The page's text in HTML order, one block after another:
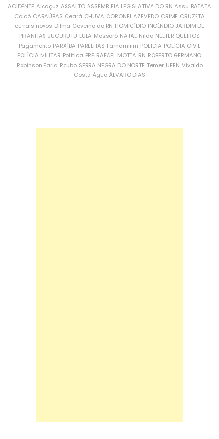
ACIDENTE Alcaçuz ASSALTO ASSEMBLEIA LEGISLATIVA DO RN Assu BATATA
Caicó CARAÚBAS Ceará CHUVA CORONEL AZEVEDO CRIME CRUZETA
currais novos Dilma Governo do RN HOMICÍDIO INCÊNDIO JARDIM DE
PIRANHAS JUCURUTU LULA Mossoró NATAL Nilda NÉLTER QUEIROZ
Pagamento PARAÍBA PARELHAS Parnamirim POLÍCIA POLÍCIA CIVIL
POLÍCIA MILITAR Política PRF RAFAEL MOTTA RN ROBERTO GERMANO
Robinson Faria Roubo SERRA NEGRA DO NORTE Temer UFRN Vivaldo
Costa Água ÁLVARO DIAS